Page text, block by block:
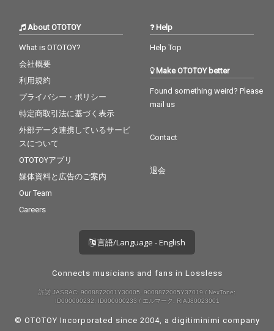
About OTOTOY
What is OTOTOY?
会社概要
利用規約
プライバシー・ポリシー
特定商取引法に基づく表示
外部データ連携しているサービ
スについて
OTOTOYアプリ
媒体資料と広告のご案内
Our Team
Careers
Help
Help Top
Make OTOTOY better
Found something weird? Please
mail us
Contact
退会
言語/Language - English
Connects musicians and fans in Lossless
許諾 JASRAC: 9008872001Y30005, 9008872005Y37019 / NexTone:
ID000000232, ID000000233 / エルマーク: RIAJ80023001
© OTOTOY Incorporated since 2004, a digitiminimi company